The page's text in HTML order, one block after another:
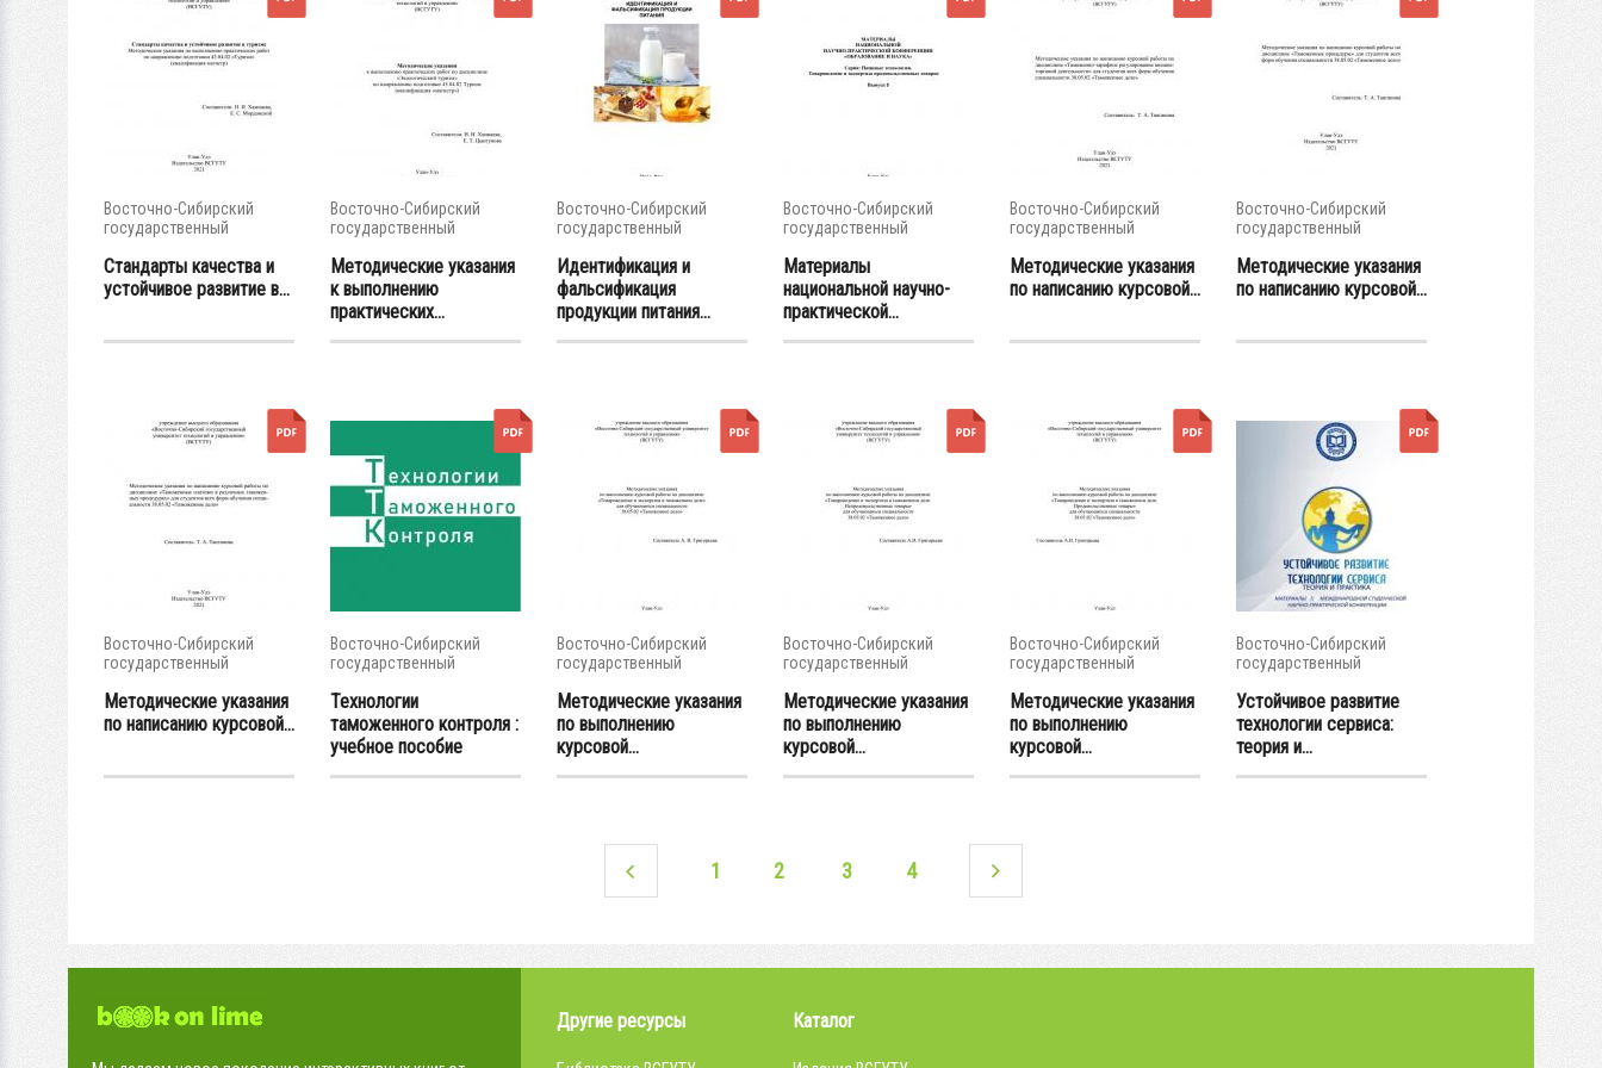
Восточно-Сибирский
государственный
Стандарты качества и
устойчивое развитие в...
Восточно-Сибирский
государственный
Методические указания
к выполнению
практических...
Восточно-Сибирский
государственный
Идентификация и
фальсификация
продукции питания...
Восточно-Сибирский
государственный
Материалы
национальной научно-
практической...
Восточно-Сибирский
государственный
Методические указания
по написанию курсовой...
Восточно-Сибирский
государственный
Методические указания
по написанию курсовой...
Восточно-Сибирский
государственный
Методические указания
по написанию курсовой...
Восточно-Сибирский
государственный
Технологии
таможенного контроля :
учебное пособие
Восточно-Сибирский
государственный
Методические указания
по выполнению
курсовой...
Восточно-Сибирский
государственный
Методические указания
по выполнению
курсовой...
Восточно-Сибирский
государственный
Методические указания
по выполнению
курсовой...
Восточно-Сибирский
государственный
Устойчивое развитие
технологии сервиса:
теория и...
1 2 3 4
Другие ресурсы Каталог